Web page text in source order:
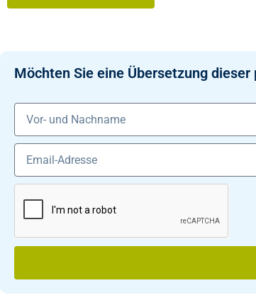
Möchten Sie eine Übersetzung